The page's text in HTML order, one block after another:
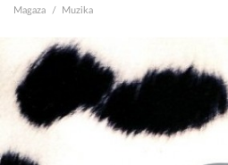
Magaza Muzika